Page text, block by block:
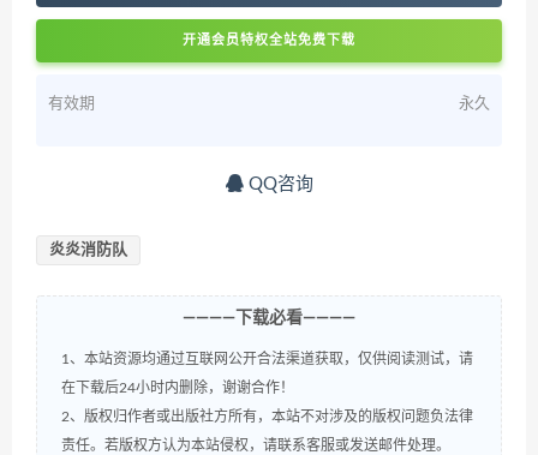
开通会员特权全站免费下载
有效期 永久
QQ咨询
炎炎消防队
————下载必看————
1、本站资源均通过互联网公开合法渠道获取，仅供阅读测试，请
在下载后24小时内删除，谢谢合作！
2、版权归作者或出版社方所有，本站不对涉及的版权问题负法律
责任。若版权方认为本站侵权，请联系客服或发送邮件处理。